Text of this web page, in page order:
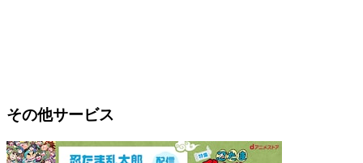
その他サービス